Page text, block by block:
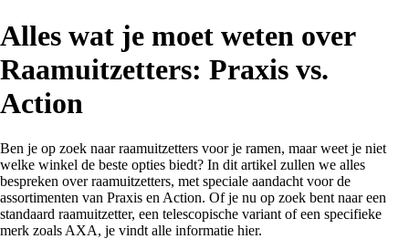
Alles wat je moet weten over
Raamuitzetters: Praxis vs.
Action
Ben je op zoek naar raamuitzetters voor je ramen, maar weet je niet
welke winkel de beste opties biedt? In dit artikel zullen we alles
bespreken over raamuitzetters, met speciale aandacht voor de
assortimenten van Praxis en Action. Of je nu op zoek bent naar een
standaard raamuitzetter, een telescopische variant of een specifieke
merk zoals AXA, je vindt alle informatie hier.